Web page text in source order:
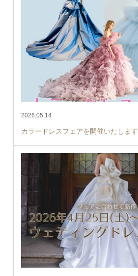
2026.05.14
カラードレスフェアを開催いたします